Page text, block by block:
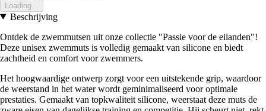
Loading...
Beschrijving
Ontdek de zwemmutsen uit onze collectie "Passie voor de eilanden"!
Deze unisex zwemmuts is volledig gemaakt van silicone en biedt
zachtheid en comfort voor zwemmers.
Het hoogwaardige ontwerp zorgt voor een uitstekende grip, waardoor
de weerstand in het water wordt geminimaliseerd voor optimale
prestaties. Gemaakt van topkwaliteit silicone, weerstaat deze muts de